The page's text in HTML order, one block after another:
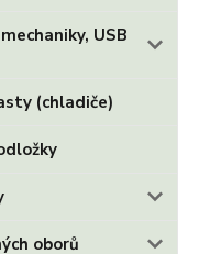
USB
(chladiče)
oborů